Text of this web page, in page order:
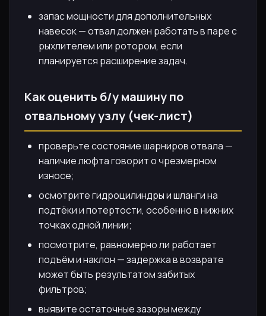
запас мощности для дополнительных
навесок — отвал должен работать в паре с
рыхлителем или ротором, если
планируется расширение задач.
Как оценить б/у машину по
отвальному узлу (чек-лист)
проверьте состояние шарниров отвала —
наличие люфта говорит о чрезмерном
износе;
осмотрите гидроцилиндры и шланги на
подтёки и потертости, особенно в нижних
точках одной линии;
посмотрите, равномерно ли работает
подъём и наклон — задержка в возврате
может быть результатом забитых
фильтров;
выявите остаточные зазоры между